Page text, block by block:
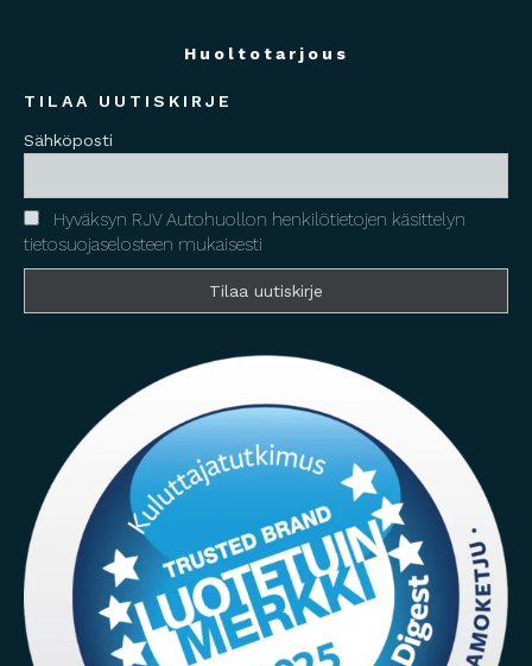
Huoltotarjous
TILAA UUTISKIRJE
Sähköposti
Hyväksyn RJV Autohuollon henkilötietojen käsittelyn
tietosuojaselosteen mukaisesti